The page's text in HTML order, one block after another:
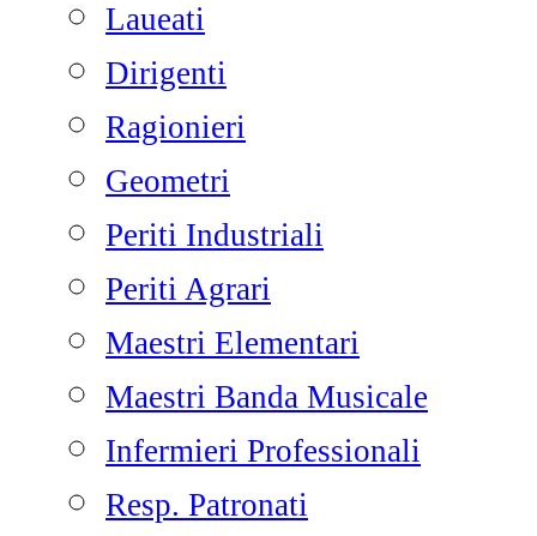
Laueati
Dirigenti
Ragionieri
Geometri
Periti Industriali
Periti Agrari
Maestri Elementari
Maestri Banda Musicale
Infermieri Professionali
Resp. Patronati